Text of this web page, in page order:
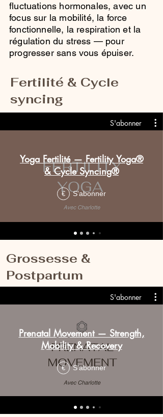
fluctuations hormonales, avec un
focus sur la mobilité, la force
fonctionnelle, la respiration et la
régulation du stress — pour
progresser sans vous épuiser.
Fertilité & Cycle
syncing
S'abonner
Yoga Fertilité — Fertility Yoga®
& Cycle Syncing®
€ S'abonner
Grossesse &
Postpartum
S'abonner
Prenatal Movement — Strength,
Mobility & Recovery
€ S'abonner